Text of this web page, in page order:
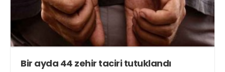
Bir ayda 44 zehir taciri tutuklandı